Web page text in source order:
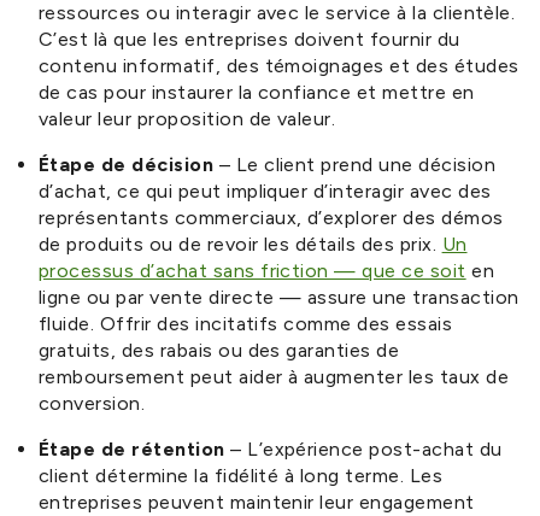
ressources ou interagir avec le service à la clientèle.
C’est là que les entreprises doivent fournir du
contenu informatif, des témoignages et des études
de cas pour instaurer la confiance et mettre en
valeur leur proposition de valeur.
Étape de décision – Le client prend une décision
d’achat, ce qui peut impliquer d’interagir avec des
représentants commerciaux, d’explorer des démos
de produits ou de revoir les détails des prix. Un
processus d’achat sans friction — que ce soit en
ligne ou par vente directe — assure une transaction
fluide. Offrir des incitatifs comme des essais
gratuits, des rabais ou des garanties de
remboursement peut aider à augmenter les taux de
conversion.
Étape de rétention – L’expérience post-achat du
client détermine la fidélité à long terme. Les
entreprises peuvent maintenir leur engagement